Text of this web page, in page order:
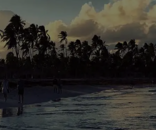
L
N
A
A
T
I
O
N